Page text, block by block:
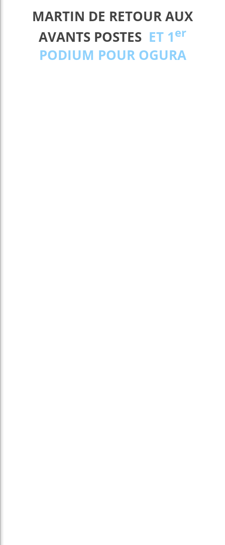
MARTIN DE RETOUR AUX
AVANTS POSTES ET 1er
PODIUM POUR OGURA